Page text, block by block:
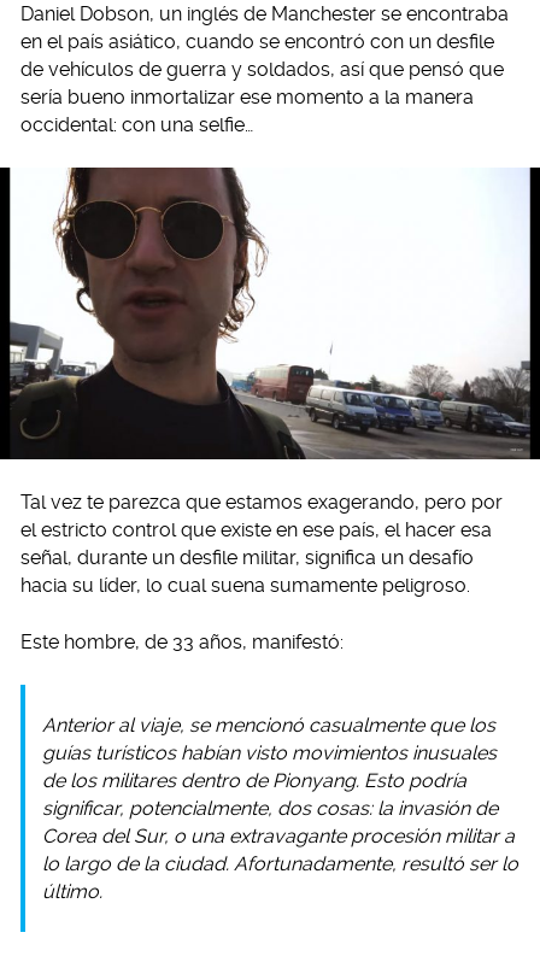
Daniel Dobson, un inglés de Manchester se encontraba
en el país asiático, cuando se encontró con un desfile
de vehículos de guerra y soldados, así que pensó que
sería bueno inmortalizar ese momento a la manera
occidental: con una selfie…
Tal vez te parezca que estamos exagerando, pero por
el estricto control que existe en ese país, el hacer esa
señal, durante un desfile militar, significa un desafío
hacia su líder, lo cual suena sumamente peligroso.
Este hombre, de 33 años, manifestó:
Anterior al viaje, se mencionó casualmente que los
guías turísticos habían visto movimientos inusuales
de los militares dentro de Pionyang. Esto podría
significar, potencialmente, dos cosas: la invasión de
Corea del Sur, o una extravagante procesión militar a
lo largo de la ciudad. Afortunadamente, resultó ser lo
último.